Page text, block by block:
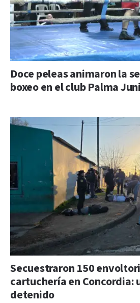
Doce peleas animaron la
boxeo en el club Palma
Secuestraron 150
cartuchería en Concordia:
detenido